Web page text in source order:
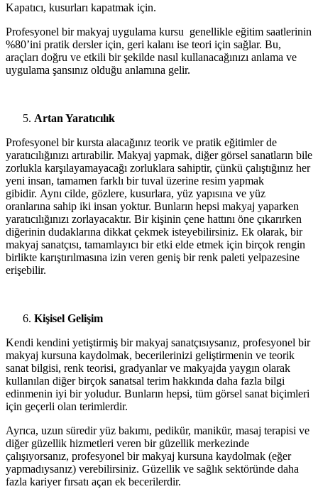
Kapatıcı, kusurları kapatmak için.
Profesyonel bir makyaj uygulama kursu genellikle eğitim saatlerinin
%80’ini pratik dersler için, geri kalanı ise teori için sağlar. Bu,
araçları doğru ve etkili bir şekilde nasıl kullanacağınızı anlama ve
uygulama şansınız olduğu anlamına gelir.
Artan Yaratıcılık
Profesyonel bir kursta alacağınız teorik ve pratik eğitimler de
yaratıcılığınızı artırabilir. Makyaj yapmak, diğer görsel sanatların bile
zorlukla karşılayamayacağı zorluklara sahiptir, çünkü çalıştığınız her
yeni insan, tamamen farklı bir tuval üzerine resim yapmak
gibidir. Aynı cilde, gözlere, kusurlara, yüz yapısına ve yüz
oranlarına sahip iki insan yoktur. Bunların hepsi makyaj yaparken
yaratıcılığınızı zorlayacaktır. Bir kişinin çene hattını öne çıkarırken
diğerinin dudaklarına dikkat çekmek isteyebilirsiniz. Ek olarak, bir
makyaj sanatçısı, tamamlayıcı bir etki elde etmek için birçok rengin
birlikte karıştırılmasına izin veren geniş bir renk paleti yelpazesine
erişebilir.
Kişisel Gelişim
Kendi kendini yetiştirmiş bir makyaj sanatçısıysanız, profesyonel bir
makyaj kursuna kaydolmak, becerilerinizi geliştirmenin ve teorik
sanat bilgisi, renk teorisi, gradyanlar ve makyajda yaygın olarak
kullanılan diğer birçok sanatsal terim hakkında daha fazla bilgi
edinmenin iyi bir yoludur. Bunların hepsi, tüm görsel sanat biçimleri
için geçerli olan terimlerdir.
Ayrıca, uzun süredir yüz bakımı, pedikür, manikür, masaj terapisi ve
diğer güzellik hizmetleri veren bir güzellik merkezinde
çalışıyorsanız, profesyonel bir makyaj kursuna kaydolmak (eğer
yapmadıysanız) verebilirsiniz. Güzellik ve sağlık sektöründe daha
fazla kariyer fırsatı açan ek becerilerdir.